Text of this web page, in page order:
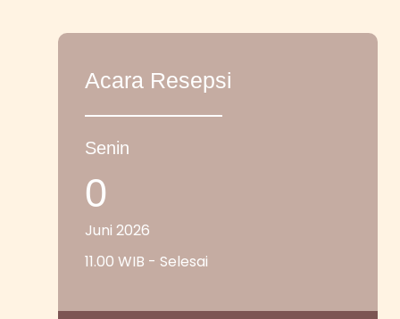
Acara Resepsi
Senin
0
Juni 2026
11.00 WIB - Selesai